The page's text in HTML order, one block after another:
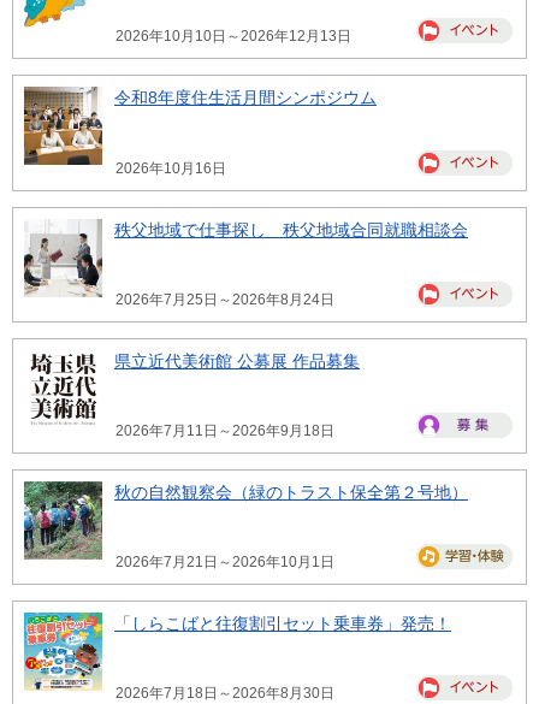
2026年10月10日～2026年12月13日
令和8年度住生活月間シンポジウム
2026年10月16日
秩父地域で仕事探し 秩父地域合同就職相談会
2026年7月25日～2026年8月24日
県立近代美術館 公募展 作品募集
2026年7月11日～2026年9月18日
秋の自然観察会（緑のトラスト保全第２号地）
2026年7月21日～2026年10月1日
「しらこばと往復割引セット乗車券」発売！
2026年7月18日～2026年8月30日